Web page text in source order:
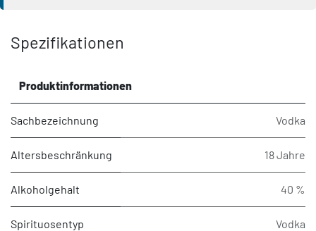
Spezifikationen
Produktinformationen
Sachbezeichnung Vodka
Altersbeschränkung 18 Jahre
Alkoholgehalt 40 %
Spirituosentyp Vodka